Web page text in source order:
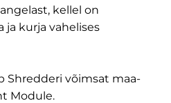
kellel on
ja kurja vahelises
Shredderi võimsat maa-
Module.